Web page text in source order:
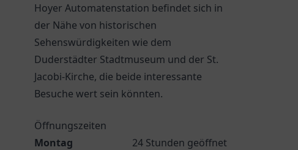
Hoyer Automatenstation befindet sich in
der Nähe von historischen
Sehenswürdigkeiten wie dem
Duderstädter Stadtmuseum und der St.
Jacobi-Kirche, die beide interessante
Besuche wert sein könnten.
Öffnungszeiten
Montag
24 Stunden geöffnet